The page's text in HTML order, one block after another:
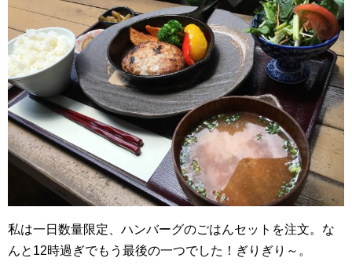
私は一日数量限定、ハンバーグのごはんセットを注文。な
んと12時過ぎでもう最後の一つでした！ぎりぎり～。